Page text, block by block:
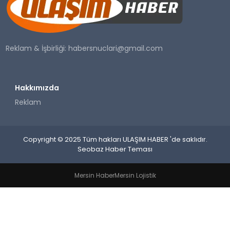
SAĞLIK
YAŞAM
Reklam & İşbirliği:habersnuclari@gmail.com
Hakkımızda
Reklam
Copyright © 2025 Tüm hakları ULAŞIM HABER 'de saklıdır.
Seobaz Haber Teması
Mersin HaberMersin Lojistik